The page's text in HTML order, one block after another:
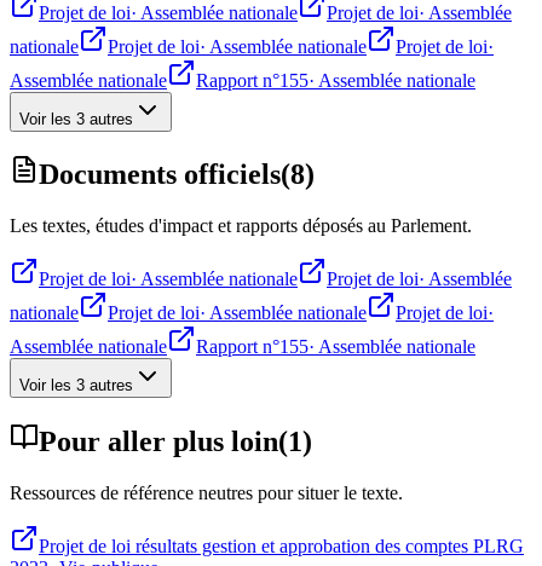
Projet de loi· Assemblée nationale Projet de loi· Assemblée
nationale
Projet de loi· Assemblée nationale Projet de loi·
Assemblée nationale
Rapport n°155· Assemblée nationale
Voir les 3 autres
Documents officiels(8)
Les textes, études d'impact et rapports déposés au Parlement.
Projet de loi· Assemblée nationale Projet de loi· Assemblée
nationale
Projet de loi· Assemblée nationale Projet de loi·
Assemblée nationale
Rapport n°155· Assemblée nationale
Voir les 3 autres
Pour aller plus loin(1)
Ressources de référence neutres pour situer le texte.
Projet de loi résultats gestion et approbation des comptes PLRG